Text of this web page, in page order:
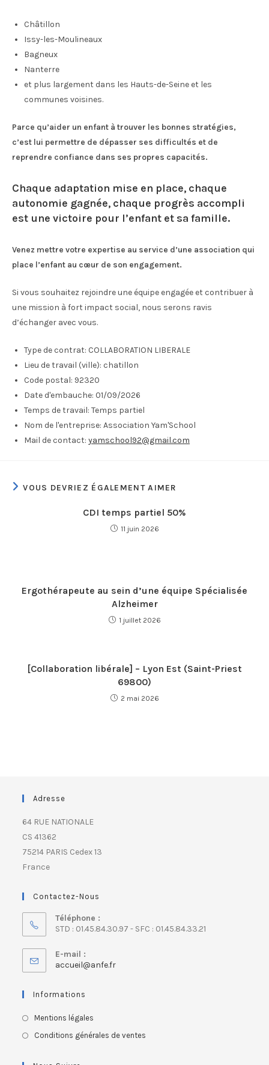
Châtillon
Issy-les-Moulineaux
Bagneux
Nanterre
et plus largement dans les Hauts-de-Seine et les
communes voisines.
Parce qu’aider un enfant à trouver les bonnes stratégies,
c’est lui permettre de dépasser ses difficultés et de
reprendre confiance dans ses propres capacités.
Chaque adaptation mise en place, chaque
autonomie gagnée, chaque progrès accompli
est une victoire pour l’enfant et sa famille.
Venez mettre votre expertise au service d’une association qui
place l’enfant au cœur de son engagement.
Si vous souhaitez rejoindre une équipe engagée et contribuer à
une mission à fort impact social, nous serons ravis
d’échanger avec vous.
Type de contrat: COLLABORATION LIBERALE
Lieu de travail (ville): chatillon
Code postal: 92320
Date d'embauche: 01/09/2026
Temps de travail: Temps partiel
Nom de l'entreprise: Association Yam'School
Mail de contact: yamschool92@gmail.com
VOUS DEVRIEZ ÉGALEMENT AIMER
CDI temps partiel 50%
11 juin 2026
Ergothérapeute au sein d’une équipe Spécialisée
Alzheimer
1 juillet 2026
[Collaboration libérale] – Lyon Est (Saint-Priest
69800)
2 mai 2026
Adresse
64 RUE NATIONALE
CS 41362
75214 PARIS Cedex 13
France
Contactez-Nous
Téléphone :
STD : 01.45.84.30.97 - SFC : 01.45.84.33.21
E-mail :
accueil@anfe.fr
Informations
Mentions légales
Conditions générales de ventes